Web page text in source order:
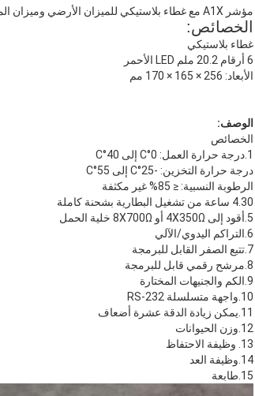
مؤشر A1X مع غطاء بلاستيكي للميزان الأرضي وميزان المقاعد الموزون مع وظيفة الاحتفاظ التلقائي
الخصائص:
غطاء بلاستيكي
6 أرقام 20.2 ملم LED الأحمر
الأبعاد: 256 × 165 × 170 مم
الوصف:
الخصائص
1.درجة حرارة العمل: 0°C إلى 40°C
درجة حرارة التخزين: -25°C إلى 55°C
الرطوبة النسبية: ≤ 85% غير مكثفة
4.30 ساعة من تشغيل البطارية بشحنة كاملة
5.أقود إلى 4X350Ω أو 8X700Ω خلية الحمل
6.التراكم اليدوي/الآلي
7.تتبع الصفر القابل للبرمجة
8.مرشح رقمي قابل للبرمجة
9.الكم والجنيهات المختارة
10.واجهة متسلسلة RS-232
11.يمكن زيادة الدقة عشرة أضعاف
12.وزن الحيوانات
13. وظيفة الاحتفاظ
14.وظيفة العد
15.طابعة